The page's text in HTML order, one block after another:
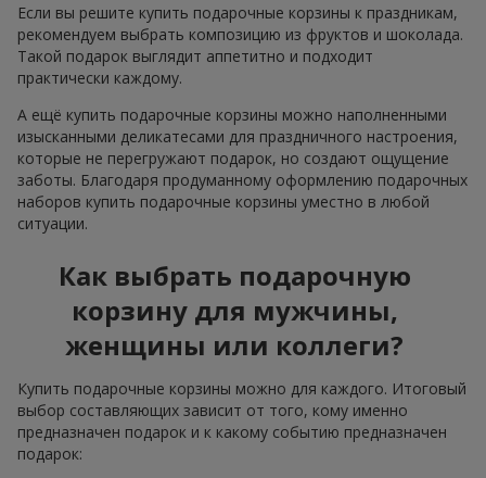
Если вы решите купить подарочные корзины к праздникам,
рекомендуем выбрать композицию из фруктов и шоколада.
Такой подарок выглядит аппетитно и подходит
практически каждому.
А ещё купить подарочные корзины можно наполненными
изысканными деликатесами для праздничного настроения,
которые не перегружают подарок, но создают ощущение
заботы. Благодаря продуманному оформлению подарочных
наборов купить подарочные корзины уместно в любой
ситуации.
Как выбрать подарочную
корзину для мужчины,
женщины или коллеги?
Купить подарочные корзины можно для каждого. Итоговый
выбор составляющих зависит от того, кому именно
предназначен подарок и к какому событию предназначен
подарок: